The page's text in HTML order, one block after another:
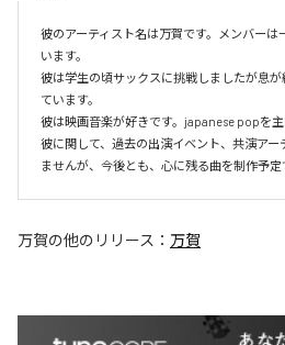
彼のアーティスト名は万賀です。メンバーは
います。
彼は学生の頃サックスに挑戦しましたが息
ています。
彼は映画音楽が好きです。japanese popを主
彼に関して、過去の出演イベント、共演アー
ませんが、今後とも、心に残る曲を制作予定
万賀の他のリリース： 万賀